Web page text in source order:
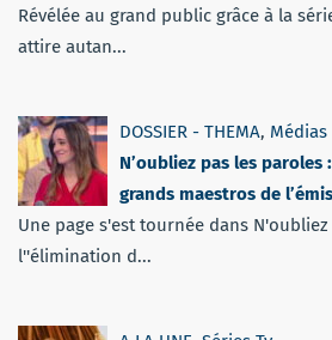
Révélée au grand public grâce à la
attire autan...
DOSSIER - THEMA, Médias
N’oubliez pas les
grands maestros de
Une page s'est tournée dans
l''élimination d...